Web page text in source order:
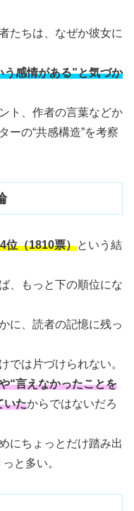
たちは、なぜか彼女に
う感情がある”と気づか
ト、作者の言葉などか
ーの“共感構造”を考察
位（1810票）という結
、もっと下の順位にな
に、読者の記憶に残っ
では片づけられない。
“言えなかったことを
いたからではないだろ
にちょっとだけ踏み出
と多い。